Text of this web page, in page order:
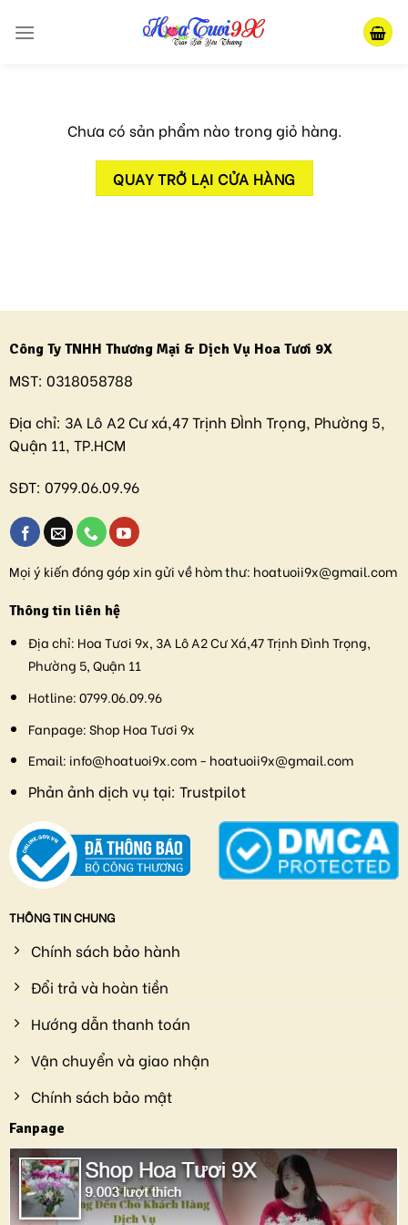
Chưa có sản phẩm nào trong giỏ hàng.
QUAY TRỞ LẠI CỬA HÀNG
Công Ty TNHH Thương Mại & Dịch Vụ Hoa Tươi 9X
MST: 0318058788
Địa chỉ: 3A Lô A2 Cư xá,47 Trịnh ĐÌnh Trọng, Phường 5,
Quận 11, TP.HCM
SĐT: 0799.06.09.96
Mọi ý kiến đóng góp xin gửi về hòm thư: hoatuoii9x@gmail.com
Thông tin liên hệ
Địa chỉ: Hoa Tươi 9x, 3A Lô A2 Cư Xá,47 Trịnh Đình Trọng,
Phường 5, Quận 11
Hotline:0799.06.09.96
Fanpage:Shop Hoa Tươi 9x
Email: info@hoatuoi9x.com - hoatuoii9x@gmail.com
Phản ảnh dịch vụ tại: Trustpilot
THÔNG TIN CHUNG
Chính sách bảo hành
Đổi trả và hoàn tiền
Hướng dẫn thanh toán
Vận chuyển và giao nhận
Chính sách bảo mật
Fanpage